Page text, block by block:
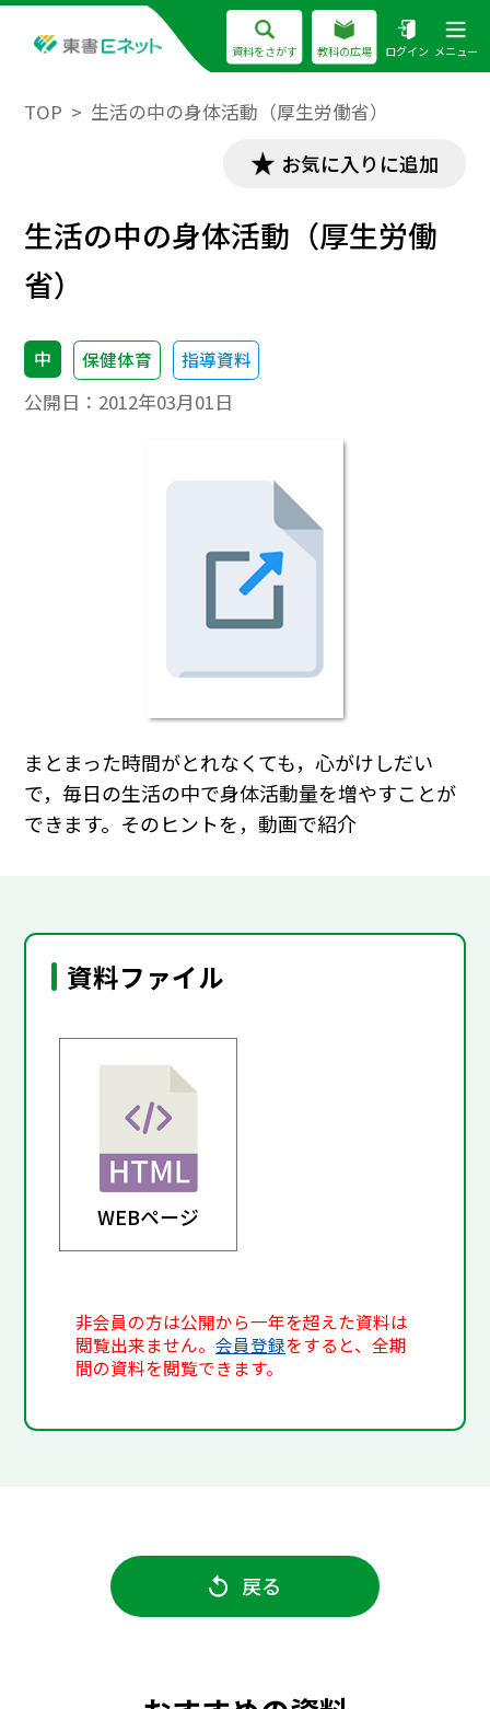
資料をさがす 教科の広場 ログイン メニュー
TOP 生活の中の身体活動（厚生労働省）
お気に入りに追加
生活の中の身体活動（厚生労働
省）
中 保健体育 指導資料
公開日： 2012年03月01日
まとまった時間がとれなくても，心がけしだい
で，毎日の生活の中で身体活動量を増やすことが
できます。そのヒントを，動画で紹介
資料ファイル
WEBページ
非会員の方は公開から一年を超えた資料は
閲覧出来ません。会員登録をすると、全期
間の資料を閲覧できます。
戻る